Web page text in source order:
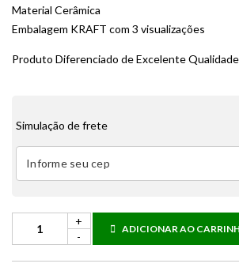
Material Cerâmica
Embalagem KRAFT com 3 visualizações
Produto Diferenciado de Excelente Qualidade
Simulação de frete
ADICIONAR AO